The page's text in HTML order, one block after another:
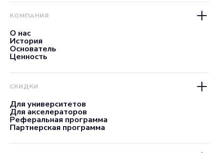
КОМПАНИЯ
О нас
История
Основатель
Ценность
СКИДКИ
Для университетов
Для акселераторов
Реферальная программа
Партнерская программа